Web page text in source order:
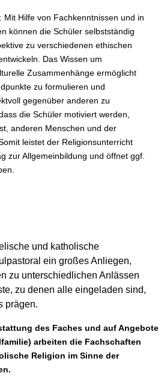
Mit Hilfe von Fachkenntnissen und in
können die Schüler selbstständig
zu verschiedenen ethischen
Das Wissen um
Zusammenhänge ermöglicht
zu formulieren und
gegenüber anderen zu
die Schüler motiviert werden,
anderen Menschen und der
leistet der Religionsunterricht
zur Allgemeinbildung und öffnet ggf.
und katholische
ein großes Anliegen,
zu unterschiedlichen Anlässen
zu denen alle eingeladen sind,
prägen.
des Faches und auf Angebote
arbeiten die Fachschaften
Religion im Sinne der